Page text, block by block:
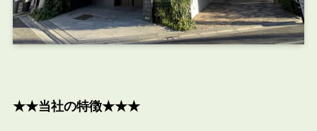
★★当社の特徴★★★